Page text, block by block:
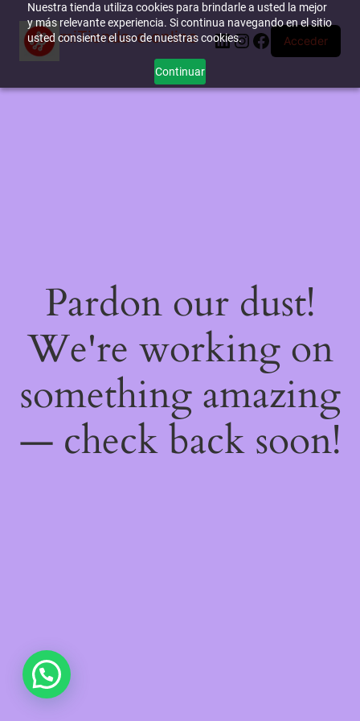
Nuestra tienda utiliza cookies para brindarle a usted la mejor
y más relevante experiencia. Si continua navegando en el sitio
usted consiente el uso de nuestras cookies.
Continuar
miTienda-e.online LinkedIn
Instagram
Facebook
Acceder
Pardon our dust!
We're working on
something amazing
— check back soon!